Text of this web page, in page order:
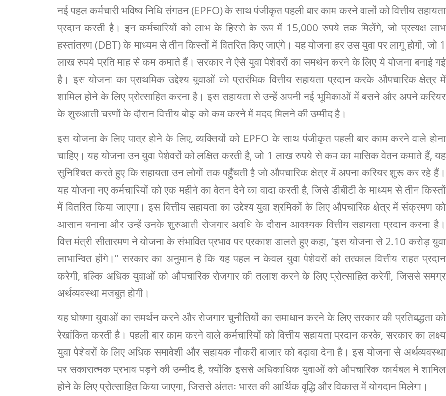
नई पहल कर्मचारी भविष्य निधि संगठन (EPFO) के साथ पंजीकृत पहली बार काम करने वालों को वित्तीय सहायता
प्रदान करती है। इन कर्मचारियों को लाभ के हिस्से के रूप में 15,000 रुपये तक मिलेंगे, जो प्रत्यक्ष लाभ
हस्तांतरण (DBT) के माध्यम से तीन किस्तों में वितरित किए जाएंगे। यह योजना हर उस युवा पर लागू होगी, जो 1
लाख रुपये प्रति माह से कम कमाते हैं। सरकार ने ऐसे युवा पेशेवरों का समर्थन करने के लिए ये योजना बनाई गई
है। इस योजना का प्राथमिक उद्देश्य युवाओं को प्रारंभिक वित्तीय सहायता प्रदान करके औपचारिक क्षेत्र में
शामिल होने के लिए प्रोत्साहित करना है। इस सहायता से उन्हें अपनी नई भूमिकाओं में बसने और अपने करियर
के शुरुआती चरणों के दौरान वित्तीय बोझ को कम करने में मदद मिलने की उम्मीद है।
इस योजना के लिए पात्र होने के लिए, व्यक्तियों को EPFO ​​के साथ पंजीकृत पहली बार काम करने वाले होना
चाहिए। यह योजना उन युवा पेशेवरों को लक्षित करती है, जो 1 लाख रुपये से कम का मासिक वेतन कमाते हैं, यह
सुनिश्चित करते हुए कि सहायता उन लोगों तक पहुँचती है जो औपचारिक क्षेत्र में अपना करियर शुरू कर रहे हैं।
यह योजना नए कर्मचारियों को एक महीने का वेतन देने का वादा करती है, जिसे डीबीटी के माध्यम से तीन किस्तों
में वितरित किया जाएगा। इस वित्तीय सहायता का उद्देश्य युवा श्रमिकों के लिए औपचारिक क्षेत्र में संक्रमण को
आसान बनाना और उन्हें उनके शुरुआती रोजगार अवधि के दौरान आवश्यक वित्तीय सहायता प्रदान करना है।
वित्त मंत्री सीतारमण ने योजना के संभावित प्रभाव पर प्रकाश डालते हुए कहा, “इस योजना से 2.10 करोड़ युवा
लाभान्वित होंगे।” सरकार का अनुमान है कि यह पहल न केवल युवा पेशेवरों को तत्काल वित्तीय राहत प्रदान
करेगी, बल्कि अधिक युवाओं को औपचारिक रोजगार की तलाश करने के लिए प्रोत्साहित करेगी, जिससे समग्र
अर्थव्यवस्था मजबूत होगी।
यह घोषणा युवाओं का समर्थन करने और रोजगार चुनौतियों का समाधान करने के लिए सरकार की प्रतिबद्धता को
रेखांकित करती है। पहली बार काम करने वाले कर्मचारियों को वित्तीय सहायता प्रदान करके, सरकार का लक्ष्य
युवा पेशेवरों के लिए अधिक समावेशी और सहायक नौकरी बाजार को बढ़ावा देना है। इस योजना से अर्थव्यवस्था
पर सकारात्मक प्रभाव पड़ने की उम्मीद है, क्योंकि इससे अधिकाधिक युवाओं को औपचारिक कार्यबल में शामिल
होने के लिए प्रोत्साहित किया जाएगा, जिससे अंततः भारत की आर्थिक वृद्धि और विकास में योगदान मिलेगा।